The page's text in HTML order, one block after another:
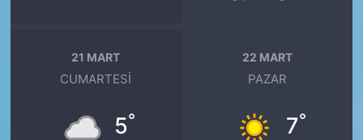
21 MART
CUMARTESI
5°
22 MART
PAZAR
7°